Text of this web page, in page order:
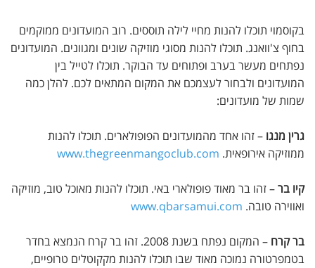
בקוסמוי תוכלו להנות מחיי לילה תוססים. רוב המועדונים ממוקמים
בחוף צ'וואנג. תוכלו להנות מסוגי מוזיקה שונים ומגוונים. המועדונים
נפתחים מעשר בערב ופתוחים עד הבוקר. תוכלו לטייל בין
המועדונים ולבחור לעצמכם את המקום המתאים לכם. להלן כמה
שמות של מועדונים:
גרין מנגו – זהו אחד מהמועדונים הפופולארים. תוכלו להנות
ממוזיקה אירופאית. www.thegreenmangoclub.com
קיו בר– זהו בר מאוד פופולארי באי. תוכלו להנות מאוכל טוב, מוזיקה
ואווירה טובה. www.qbarsamui.com
בר קרח
– המקום נפתח בשנת 2008. זהו בר קרח הנמצא בחדר
בטמפרטורה נמוכה מאוד שבו תוכלו להנות מקקוטלים טרופיים,